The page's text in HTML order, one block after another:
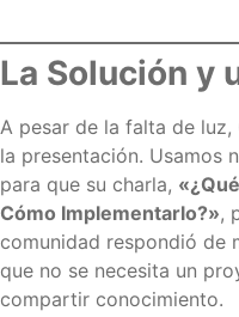
La Solución y
A pesar de la falta de
la presentación. Usamos
para que su charla,
Cómo Implementarlo?»,
comunidad respondió de
que no se necesita un
compartir conocimiento.